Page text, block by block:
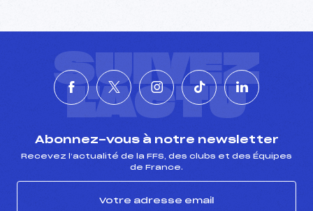
SUIVEZ
L'ACTU
Abonnez-vous à notre newsletter
Recevez l’actualité de la FFS, des clubs et des Équipes
de France.